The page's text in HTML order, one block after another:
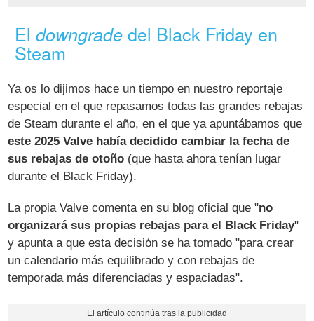
Eldowngrade del Black Friday en
Steam
Ya os lo dijimos hace un tiempo en nuestro reportaje
especial en el que repasamos todas las grandes rebajas
de Steam durante el año, en el que ya apuntábamos que
este 2025 Valve había decidido cambiar la fecha de
sus rebajas de otoño (que hasta ahora tenían lugar
durante el Black Friday).
La propia Valve comenta en su blog oficial que "no
organizará sus propias rebajas para el Black Friday"
y apunta a que esta decisión se ha tomado "para crear
un calendario más equilibrado y con rebajas de
temporada más diferenciadas y espaciadas".